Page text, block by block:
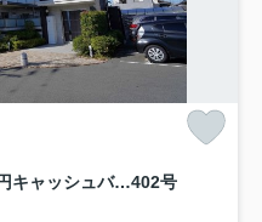
ポルタフォルトゥーナ【10,000円キャッシュバック対象物件】402号